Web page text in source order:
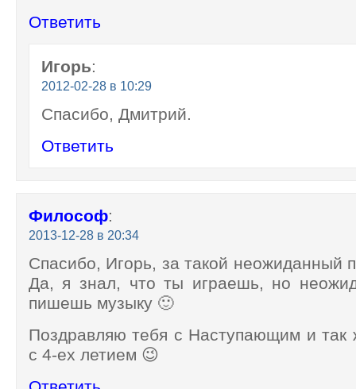
Ответить
Игорь:
2012-02-28 в 10:29
Спасибо, Дмитрий.
Ответить
Философ:
2013-12-28 в 20:34
Спасибо, Игорь, за такой неожиданный
Да, я знал, что ты играешь, но
пишешь музыку 🙂
Поздравляю тебя с Наступающим и так
с 4-ех летием 😉